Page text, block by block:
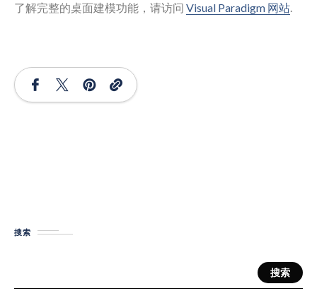
了解完整的桌面建模功能，请访问 Visual Paradigm 网站.
搜索
搜索